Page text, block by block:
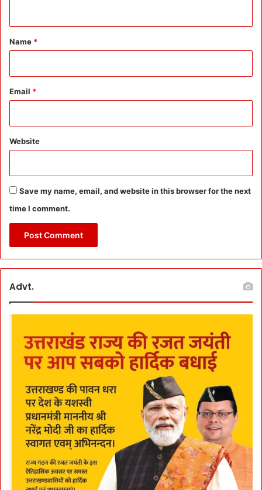
:
ज
व
स
प
अ
ह
*
Name *
Email *
Website
Save my name, email, and website in this browser for the next
time I comment.
Advt.